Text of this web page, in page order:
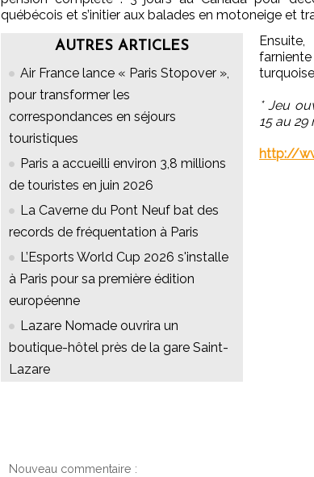
québécois et s’initier aux balades en motoneige et
AUTRES ARTICLES
Air France lance « Paris Stopover »,
pour transformer les
correspondances en séjours
touristiques
Paris a accueilli environ 3,8 millions
de touristes en juin 2026
La Caverne du Pont Neuf bat des
records de fréquentation à Paris
L’Esports World Cup 2026 s'installe
à Paris pour sa première édition
européenne
Lazare Nomade ouvrira un
boutique-hôtel près de la gare Saint-
Lazare
* Jeu
15 au 29
http://
Nouveau commentaire :